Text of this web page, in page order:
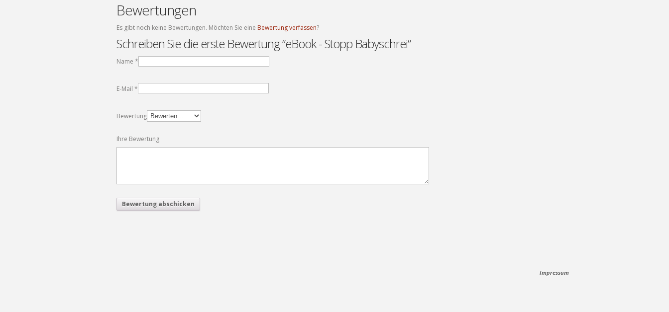
Bewertungen
Es gibt noch keine Bewertungen. Möchten Sie eine Bewertung verfassen?
Schreiben Sie die erste Bewertung “eBook - Stopp Babyschrei”
Name *
E-Mail *
Bewertung
Ihre Bewertung
Impressum